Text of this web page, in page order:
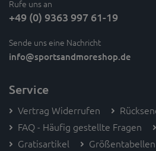
Rufe uns an
+49 (0) 9363 997 61-19
Sende uns eine Nachricht
info@sportsandmoreshop.de
Service
Vertrag Widerrufen
FAQ - Häufig gestellte Fragen
Gratisartikel
Größentabellen